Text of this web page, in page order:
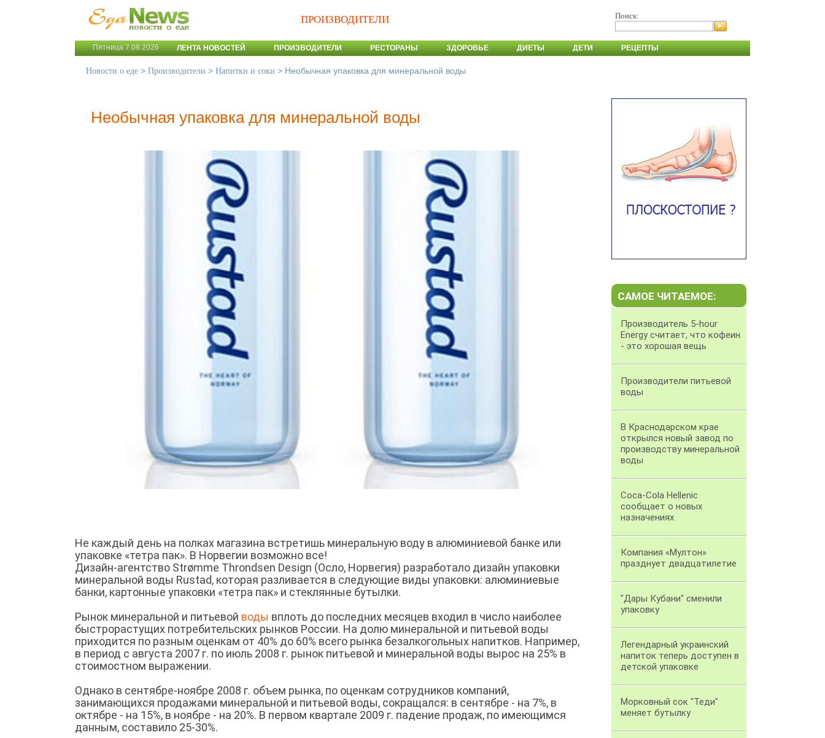
ПРОИЗВОДИТЕЛИ Поиск:
Пятница 7.08.2026 ЛЕНТА НОВОСТЕЙ ПРОИЗВОДИТЕЛИ РЕСТОРАНЫ ЗДОРОВЬЕ ДИЕТЫ ДЕТИ РЕЦЕПТЫ
Новости о еде > Производители > Напитки и соки > Необычная упаковка для минеральной воды
Необычная упаковка для минеральной воды
Не каждый день на полках магазина встретишь минеральную воду в алюминиевой банке или
упаковке «тетра пак». В Норвегии возможно все!
Дизайн-агентство Strømme Throndsen Design (Осло, Норвегия) разработало дизайн упаковки
минеральной воды Rustad, которая разливается в следующие виды упаковки: алюминиевые
банки, картонные упаковки «тетра пак» и стеклянные бутылки.
Рынок минеральной и питьевой воды вплоть до последних месяцев входил в число наиболее
быстрорастущих потребительских рынков России. На долю минеральной и питьевой воды
приходится по разным оценкам от 40% до 60% всего рынка безалкогольных напитков. Например,
в период с августа 2007 г. по июль 2008 г. рынок питьевой и минеральной воды вырос на 25% в
стоимостном выражении.
Однако в сентябре-ноябре 2008 г. объем рынка, по оценкам сотрудников компаний,
занимающихся продажами минеральной и питьевой воды, сокращался: в сентябре - на 7%, в
октябре - на 15%, в ноябре - на 20%. В первом квартале 2009 г. падение продаж, по имеющимся
данным, составило 25-30%.
САМОЕ ЧИТАЕМОЕ:
Производитель 5-hour
Energy считает, что кофеин
- это хорошая вещь
Производители питьевой
воды
В Краснодарском крае
открылся новый завод по
производству минеральной
воды
Coca-Cola Hellenic
сообщает о новых
назначениях
Компания «Мултон»
празднует двадцатилетие
"Дары Кубани" сменили
упаковку
Легендарный украинский
напиток теперь доступен в
детской упаковке
Морковный сок "Теди"
меняет бутылку